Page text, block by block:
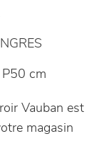
cm
Vauban est
magasin